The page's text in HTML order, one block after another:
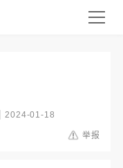
2024-01-18
举报